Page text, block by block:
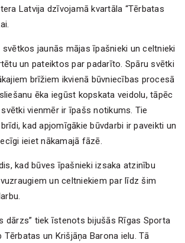
Latvija dzīvojamā kvartāla “Tērbatas
svētkos jaunās mājas īpašnieki un celtnieki
un pateiktos par padarīto. Spāru svētki
brīžiem ikvienā būvniecības procesā
ēka iegūst kopskata veidolu, tāpēc
vienmēr ir īpašs notikums. Tie
kad apjomīgākie būvdarbi ir paveikti un
ieiet nākamajā fāzē.
kad būves īpašnieki izsaka atzinību
un celtniekiem par līdz šim
dārzs” tiek īstenots bijušās Rīgas Sporta
un Krišjāņa Barona ielu. Tā